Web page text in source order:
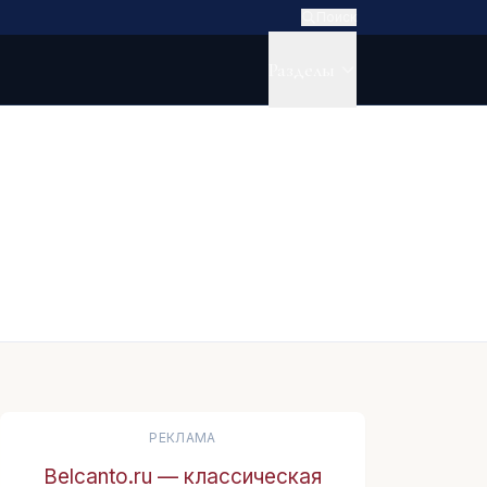
РЕКЛАМА
Belcanto.ru — классическая